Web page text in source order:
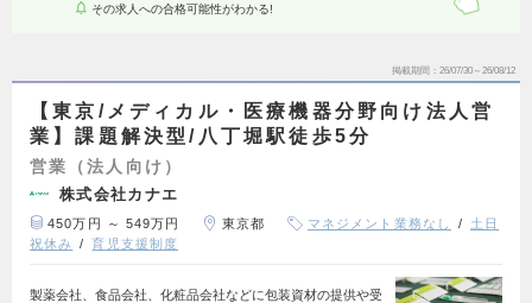
その求人への合格可能性がわかる!
掲載期間 26/07/30～26/08/12
【東京/メディカル・医療機器分野向け法人営
業】課題解決型/八丁堀駅徒歩5分
営業（法人向け）
株式会社カナエ
450万円 ～ 549万円 東京都 マネジメント業務なし
土日
祝休み
育児支援制度
製薬会社、食品会社、化粧品会社などに包装資材の提供や受